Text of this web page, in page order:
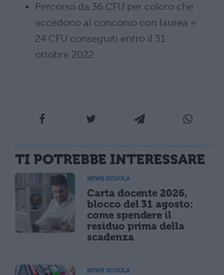
Percorso da 36 CFU per coloro che
accedono al concorso con laurea +
24 CFU conseguiti entro il 31
ottobre 2022
TI POTREBBE INTERESSARE
NEWS SCUOLA
Carta docente 2026,
blocco del 31 agosto:
come spendere il
residuo prima della
scadenza
NEWS SCUOLA